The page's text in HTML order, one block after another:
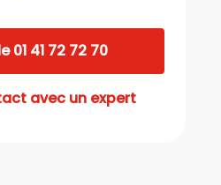
01 41 72 72 70
avec un expert